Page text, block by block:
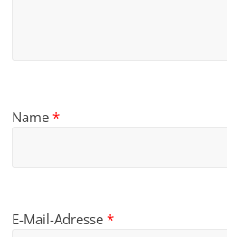
Name*
E-Mail-Adresse*